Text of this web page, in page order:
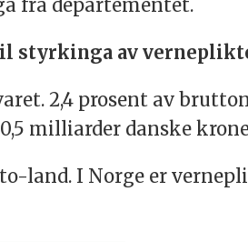
fra departementet.
styrkinga av
2,4 prosent av
milliarder danske
land. I Norge er